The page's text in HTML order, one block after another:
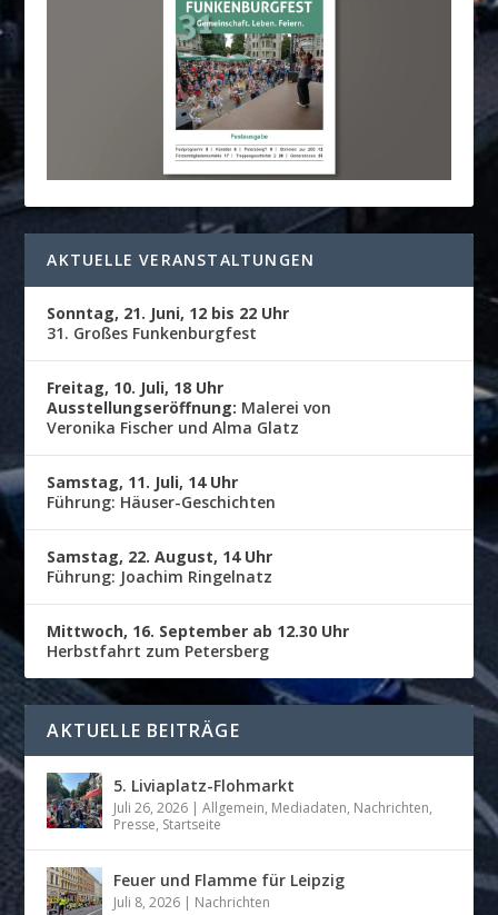
AKTUELLE VERANSTALTUNGEN
Sonntag, 21. Juni, 12 bis 22 Uhr
31. Großes Funkenburgfest
Freitag, 10. Juli, 18 Uhr
Ausstellungseröffnung: Malerei von
Veronika Fischer und Alma Glatz
Samstag, 11. Juli, 14 Uhr
Führung: Häuser-Geschichten
Samstag, 22. August, 14 Uhr
Führung: Joachim Ringelnatz
Mittwoch, 16. September ab 12.30 Uhr
Herbstfahrt zum Petersberg
AKTUELLE BEITRÄGE
5. Liviaplatz-Flohmarkt
Juli 26, 2026 |Allgemein, Mediadaten, Nachrichten,
Presse, Startseite
Feuer und Flamme für Leipzig
Juli 8, 2026 | Nachrichten